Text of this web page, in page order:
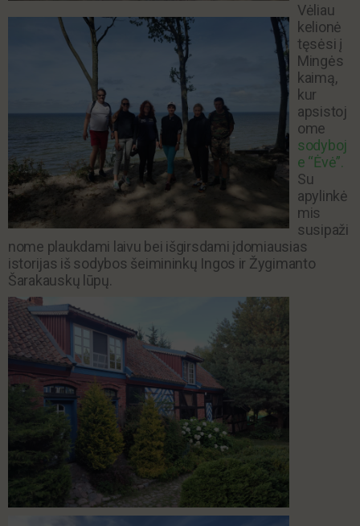
Vėliau
kelionė
tęsėsi į
Mingės
kaimą,
kur
apsistoj
ome
sodyboj
e “Ėvė”.
Su
apylinkė
mis
susipaži
nome plaukdami laivu bei išgirsdami įdomiausias
istorijas iš sodybos šeimininkų Ingos ir Žygimanto
Šarakauskų lūpų.